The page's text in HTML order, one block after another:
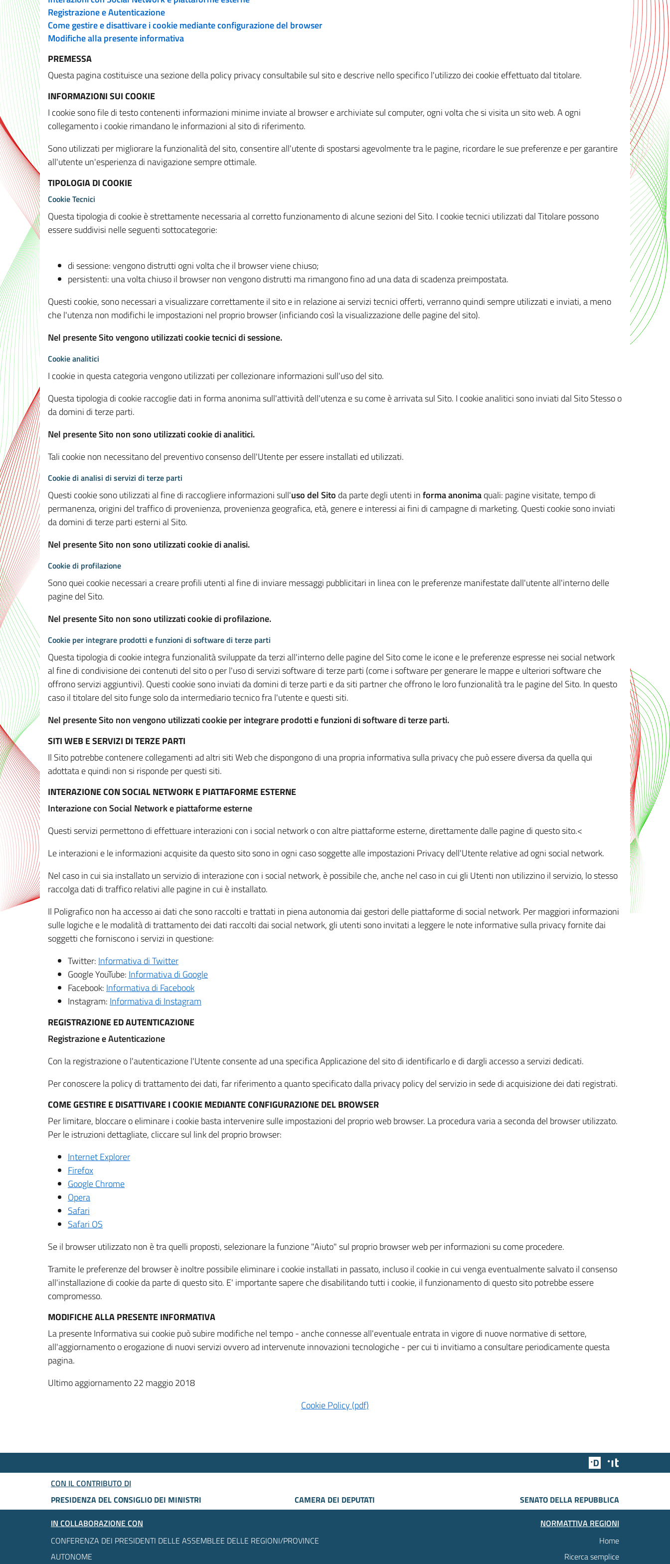
Registrazione e Autenticazione
Come gestire e disattivare i cookie mediante configurazione del browser
Modifiche alla presente informativa
PREMESSA
Questa pagina costituisce una sezione della policy privacy consultabile sul sito e descrive nello specifico l'utilizzo dei cookie effettuato dal titolare.
INFORMAZIONI SUI COOKIE
I cookie sono file di testo contenenti informazioni minime inviate al browser e archiviate sul computer, ogni volta che si visita un sito web. A ogni
collegamento i cookie rimandano le informazioni al sito di riferimento.
Sono utilizzati per migliorare la funzionalità del sito, consentire all'utente di spostarsi agevolmente tra le pagine, ricordare le sue preferenze e per garantire
all'utente un'esperienza di navigazione sempre ottimale.
TIPOLOGIA DI COOKIE
Cookie Tecnici
Questa tipologia di cookie è strettamente necessaria al corretto funzionamento di alcune sezioni del Sito. I cookie tecnici utilizzati dal Titolare possono
essere suddivisi nelle seguenti sottocategorie:
di sessione: vengono distrutti ogni volta che il browser viene chiuso;
persistenti: una volta chiuso il browser non vengono distrutti ma rimangono fino ad una data di scadenza preimpostata.
Questi cookie, sono necessari a visualizzare correttamente il sito e in relazione ai servizi tecnici offerti, verranno quindi sempre utilizzati e inviati, a meno
che l'utenza non modifichi le impostazioni nel proprio browser (inficiando così la visualizzazione delle pagine del sito).
Nel presente Sito vengono utilizzati cookie tecnici di sessione.
Cookie analitici
I cookie in questa categoria vengono utilizzati per collezionare informazioni sull'uso del sito.
Questa tipologia di cookie raccoglie dati in forma anonima sull'attività dell'utenza e su come è arrivata sul Sito. I cookie analitici sono inviati dal Sito Stesso o
da domini di terze parti.
Nel presente Sito non sono utilizzati cookie di analitici.
Tali cookie non necessitano del preventivo consenso dell'Utente per essere installati ed utilizzati.
Cookie di analisi di servizi di terze parti
Questi cookie sono utilizzati al fine di raccogliere informazioni sull'uso del Sito da parte degli utenti informa anonimaquali: pagine visitate, tempo di
permanenza, origini del traffico di provenienza, provenienza geografica, età, genere e interessi ai fini di campagne di marketing. Questi cookie sono inviati
da domini di terze parti esterni al Sito.
Nel presente Sito non sono utilizzati cookie di analisi.
Cookie di profilazione
Sono quei cookie necessari a creare profili utenti al fine di inviare messaggi pubblicitari in linea con le preferenze manifestate dall'utente all'interno delle
pagine del Sito.
Nel presente Sito non sono utilizzati cookie di profilazione.
Cookie per integrare prodotti e funzioni di software di terze parti
Questa tipologia di cookie integra funzionalità sviluppate da terzi all'interno delle pagine del Sito come le icone e le preferenze espresse nei social network
al fine di condivisione dei contenuti del sito o per l'uso di servizi software di terze parti (come i software per generare le mappe e ulteriori software che
offrono servizi aggiuntivi). Questi cookie sono inviati da domini di terze parti e da siti partner che offrono le loro funzionalità tra le pagine del Sito. In questo
caso il titolare del sito funge solo da intermediario tecnico fra l'utente e questi siti.
Nel presente Sito non vengono utilizzati cookie per integrare prodotti e funzioni di software di terze parti.
SITI WEB E SERVIZI DI TERZE PARTI
Il Sito potrebbe contenere collegamenti ad altri siti Web che dispongono di una propria informativa sulla privacy che può essere diversa da quella qui
adottata e quindi non si risponde per questi siti.
INTERAZIONE CON SOCIAL NETWORK E PIATTAFORME ESTERNE
Interazione con Social Network e piattaforme esterne
Questi servizi permettono di effettuare interazioni con i social network o con altre piattaforme esterne, direttamente dalle pagine di questo sito.<
Le interazioni e le informazioni acquisite da questo sito sono in ogni caso soggette alle impostazioni Privacy dell'Utente relative ad ogni social network.
Nel caso in cui sia installato un servizio di interazione con i social network, è possibile che, anche nel caso in cui gli Utenti non utilizzino il servizio, lo stesso
raccolga dati di traffico relativi alle pagine in cui è installato.
Il Poligrafico non ha accesso ai dati che sono raccolti e trattati in piena autonomia dai gestori delle piattaforme di social network. Per maggiori informazioni
sulle logiche e le modalità di trattamento dei dati raccolti dai social network, gli utenti sono invitati a leggere le note informative sulla privacy fornite dai
soggetti che forniscono i servizi in questione:
Twitter: Informativa di Twitter
Google YouTube: Informativa di Google
Facebook: Informativa di Facebook
Instagram: Informativa di Instagram
REGISTRAZIONE ED AUTENTICAZIONE
Registrazione e Autenticazione
Con la registrazione o l'autenticazione l'Utente consente ad una specifica Applicazione del sito di identificarlo e di dargli accesso a servizi dedicati.
Per conoscere la policy di trattamento dei dati, far riferimento a quanto specificato dalla privacy policy del servizio in sede di acquisizione dei dati registrati.
COME GESTIRE E DISATTIVARE I COOKIE MEDIANTE CONFIGURAZIONE DEL BROWSER
Per limitare, bloccare o eliminare i cookie basta intervenire sulle impostazioni del proprio web browser. La procedura varia a seconda del browser utilizzato.
Per le istruzioni dettagliate, cliccare sul link del proprio browser:
Internet Explorer
Firefox
Google Chrome
Opera
Safari
Safari OS
Se il browser utilizzato non è tra quelli proposti, selezionare la funzione "Aiuto" sul proprio browser web per informazioni su come procedere.
Tramite le preferenze del browser è inoltre possibile eliminare i cookie installati in passato, incluso il cookie in cui venga eventualmente salvato il consenso
all'installazione di cookie da parte di questo sito. E' importante sapere che disabilitando tutti i cookie, il funzionamento di questo sito potrebbe essere
compromesso.
MODIFICHE ALLA PRESENTE INFORMATIVA
La presente Informativa sui cookie può subire modifiche nel tempo - anche connesse all'eventuale entrata in vigore di nuove normative di settore,
all'aggiornamento o erogazione di nuovi servizi ovvero ad intervenute innovazioni tecnologiche - per cui ti invitiamo a consultare periodicamente questa
pagina.
Ultimo aggiornamento 22 maggio 2018
Cookie Policy (pdf)
Team Digitale
CON IL CONTRIBUTO DI
PRESIDENZA DEL CONSIGLIO DEI MINISTRI
CAMERA DEI DEPUTATI
SENATO DELLA REPUBBLICA
IN COLLABORAZIONE CON
CONFERENZA DEI PRESIDENTI DELLE ASSEMBLEE DELLE REGIONI/PROVINCE
AUTONOME
NORMATTIVA REGIONI
Home
Ricerca semplice